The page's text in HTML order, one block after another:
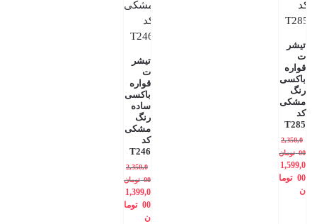
تیشر
ت
قواره
باکسی
رنگ
مشکی
کد
T285
2,350,0
00 تومان
1,599,0
00 توما
ن
تیشر
ت
قواره
باکسی
ساده
رنگ
مشکی
کد
T246
2,350,0
00 تومان
1,399,0
00 توما
ن